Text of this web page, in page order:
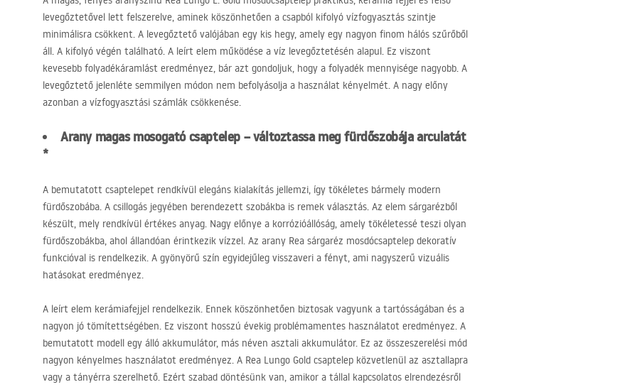
levegőztetővel lett felszerelve, aminek köszönhetően a csapból kifolyó vízfogyasztás szintje
minimálisra csökkent. A levegőztető valójában egy kis hegy, amely egy nagyon finom hálós szűrőből
áll. A kifolyó végén található. A leírt elem működése a víz levegőztetésén alapul. Ez viszont
kevesebb folyadékáramlást eredményez, bár azt gondoljuk, hogy a folyadék mennyisége nagyobb. A
levegőztető jelenléte semmilyen módon nem befolyásolja a használat kényelmét. A nagy előny
azonban a vízfogyasztási számlák csökkenése.
Arany magas mosogató csaptelep – változtassa meg fürdőszobája arculatát
*
A bemutatott csaptelepet rendkívül elegáns kialakítás jellemzi, így tökéletes bármely modern
fürdőszobába. A csillogás jegyében berendezett szobákba is remek választás. Az elem sárgarézből
készült, mely rendkívül értékes anyag. Nagy előnye a korrózióállóság, amely tökéletessé teszi olyan
fürdőszobákba, ahol állandóan érintkezik vízzel. Az arany Rea sárgaréz mosdócsaptelep dekoratív
funkcióval is rendelkezik. A gyönyörű szín egyidejűleg visszaveri a fényt, ami nagyszerű vizuális
hatásokat eredményez.
A leírt elem kerámiafejjel rendelkezik. Ennek köszönhetően biztosak vagyunk a tartósságában és a
nagyon jó tömítettségében. Ez viszont hosszú évekig problémamentes használatot eredményez. A
bemutatott modell egy álló akkumulátor, más néven asztali akkumulátor. Ez az összeszerelési mód
nagyon kényelmes használatot eredményez. A Rea Lungo Gold csaptelep közvetlenül az asztallapra
vagy a tányérra szerelhető. Ezért szabad döntésünk van, amikor a tállal kapcsolatos elrendezésről